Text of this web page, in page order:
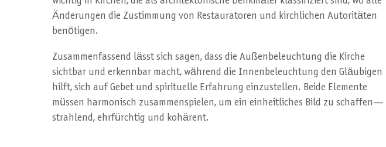
Änderungen die Zustimmung von Restauratoren und kirchlichen Autoritäten
benötigen.
Zusammenfassend lässt sich sagen, dass die Außenbeleuchtung die Kirche
sichtbar und erkennbar macht, während die Innenbeleuchtung den Gläubigen
hilft, sich auf Gebet und spirituelle Erfahrung einzustellen. Beide Elemente
müssen harmonisch zusammenspielen, um ein einheitliches Bild zu schaffen—
strahlend, ehrfürchtig und kohärent.